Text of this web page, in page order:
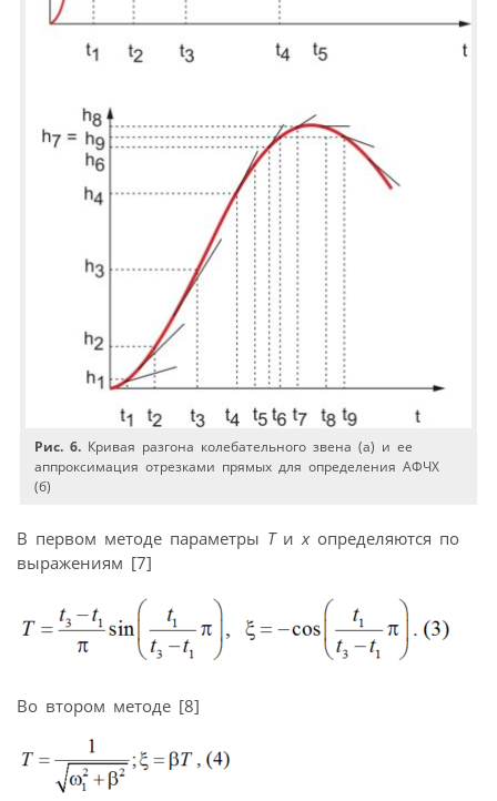
Рис. 6. Кривая разгона колебательного звена (а) и ее
аппроксимация отрезками прямых для определения АФЧХ
(б)
В первом методе параметры Ти xопределяются по
выражениям [7]
Во втором методе [8]